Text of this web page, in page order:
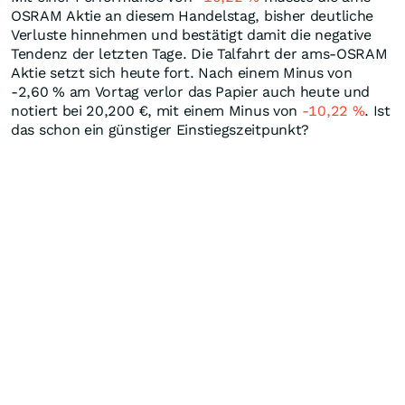
OSRAM Aktie an diesem Handelstag, bisher deutliche
Verluste hinnehmen und bestätigt damit die negative
Tendenz der letzten Tage. Die Talfahrt der ams-OSRAM
Aktie setzt sich heute fort. Nach einem Minus von
-2,60% am Vortag verlor das Papier auch heute und
notiert bei 20,200 €, mit einem Minus von -10,22 %. Ist
das schon ein günstiger Einstiegszeitpunkt?